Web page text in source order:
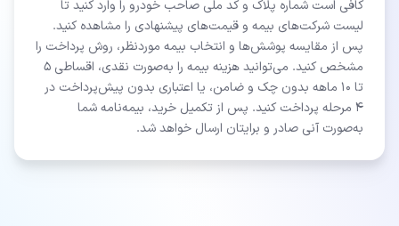
کافی است شماره پلاک و کد ملی صاحب خودرو را وارد کنید تا
لیست شرکت‌های بیمه و قیمت‌های پیشنهادی را مشاهده کنید.
پس از مقایسه پوشش‌ها و انتخاب بیمه موردنظر، روش پرداخت را
مشخص کنید. می‌توانید هزینه بیمه را به‌صورت نقدی، اقساطی ۵
تا ۱۰ ماهه بدون چک و ضامن، یا اعتباری بدون پیش‌پرداخت در
۴ مرحله پرداخت کنید. پس از تکمیل خرید، بیمه‌نامه شما
به‌صورت آنی صادر و برایتان ارسال خواهد شد.